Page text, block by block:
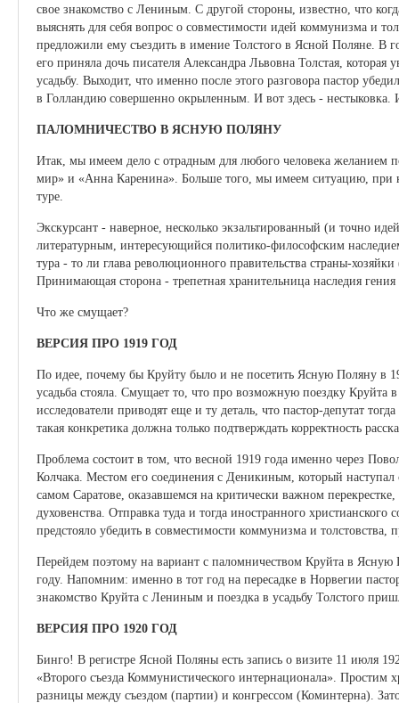
свое знакомство с Лениным. С другой стороны, известно, что
выяснять для себя вопрос о совместимости идей коммунизма и
предложили ему съездить в имение Толстого в Ясной Поляне. В
его приняла дочь писателя Александра Львовна Толстая, которая
усадьбу. Выходит, что именно после этого разговора пастор
в Голландию совершенно окрыленным. И вот здесь - нестыковка.
ПАЛОМНИЧЕСТВО В ЯСНУЮ ПОЛЯНУ
Итак, мы имеем дело с отрадным для любого человека желанием
мир» и «Анна Каренина». Больше того, мы имеем ситуацию, при
туре.
Экскурсант - наверное, несколько экзальтированный (и точно
литературным, интересующийся политико-философским
тура - то ли глава революционного правительства страны-
Принимающая сторона - трепетная хранительница наследия
Что же смущает?
ВЕРСИЯ ПРО 1919 ГОД
По идее, почему бы Круйту было и не посетить Ясную Поляну в
усадьба стояла. Смущает то, что про возможную поездку Круйта
исследователи приводят еще и ту деталь, что пастор-депутат
такая конкретика должна только подтверждать корректность
Проблема состоит в том, что весной 1919 года именно через
Колчака. Местом его соединения с Деникиным, который наступал
самом Саратове, оказавшемся на критически важном
духовенства. Отправка туда и тогда иностранного христианского
предстояло убедить в совместимости коммунизма и толстовства,
Перейдем поэтому на вариант с паломничеством Круйта в
году. Напомним: именно в тот год на пересадке в Норвегии
знакомство Круйта с Лениным и поездка в усадьбу Толстого
ВЕРСИЯ ПРО 1920 ГОД
Бинго! В регистре Ясной Поляны есть запись о визите 11 июля
«Второго съезда Коммунистического интернационала». Простим
разницы между съездом (партии) и конгрессом (Коминтерна).